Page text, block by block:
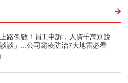
路倒數！員工申訴，人資千萬別說
談談」...公司霸凌防治7大地雷必看